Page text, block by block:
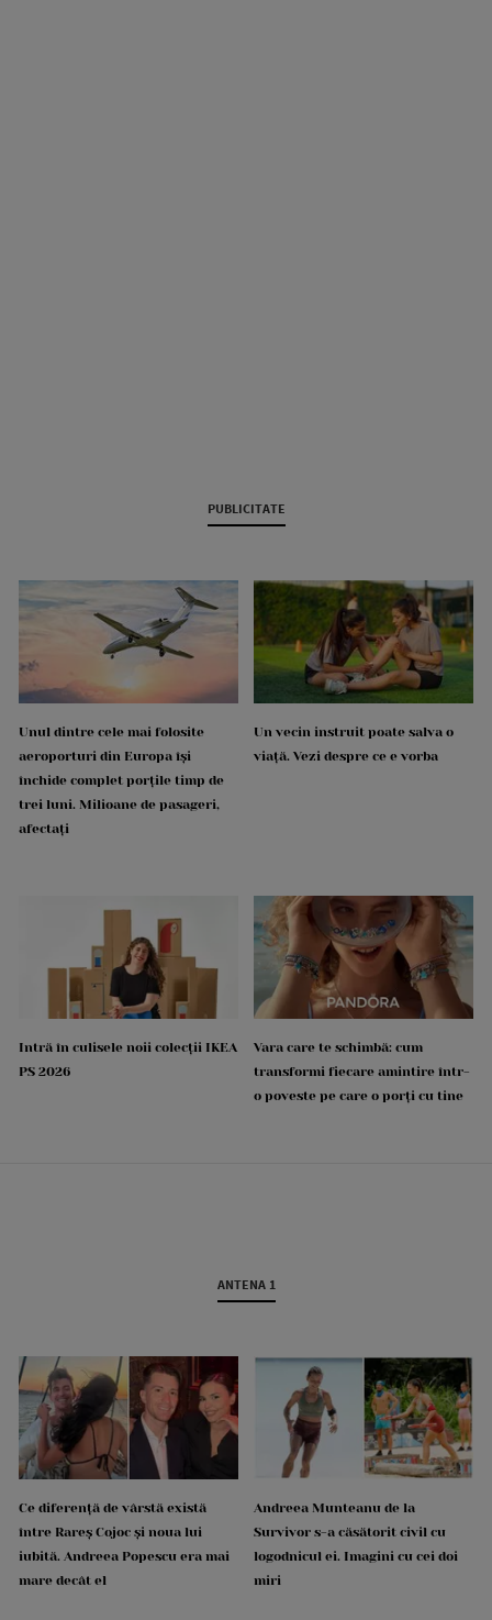
PUBLICITATE
Unul dintre cele mai folosite
aeroporturi din Europa își
închide complet porțile timp de
trei luni. Milioane de pasageri,
afectați
Un vecin instruit poate salva o
viață. Vezi despre ce e vorba
Intră în culisele noii colecții IKEA
PS 2026
Vara care te schimbă: cum
transformi fiecare amintire într-
o poveste pe care o porți cu tine
ANTENA 1
Ce diferență de vârstă există
între Rareș Cojoc și noua lui
iubită. Andreea Popescu era mai
mare decât el
Andreea Munteanu de la
Survivor s-a căsătorit civil cu
logodnicul ei. Imagini cu cei doi
miri